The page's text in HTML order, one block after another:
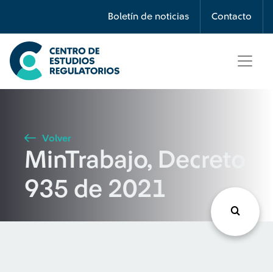
Boletín de noticias Contacto
Búsqueda
Seleccione país
Buscar
Volver
MinTrabajo, Decreto
935 de 2021